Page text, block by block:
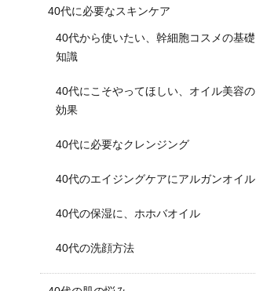
40代に必要なスキンケア
40代から使いたい、幹細胞コスメの基礎
知識
40代にこそやってほしい、オイル美容の
効果
40代に必要なクレンジング
40代のエイジングケアにアルガンオイル
40代の保湿に、ホホバオイル
40代の洗顔方法